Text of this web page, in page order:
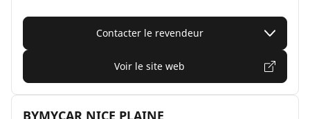
Contacter le revendeur
Voir le site web
BYMYCAR NICE PLAINE